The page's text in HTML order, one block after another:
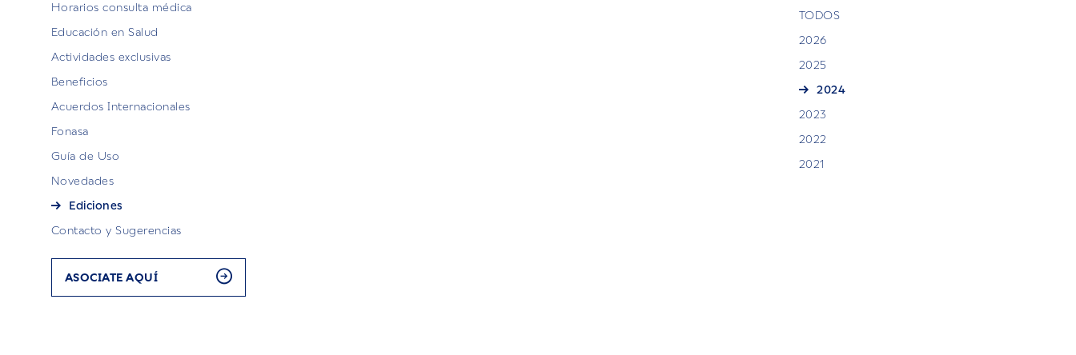
Horarios consulta médica
Educación en Salud
Actividades exclusivas
Beneficios
Acuerdos Internacionales
Fonasa
Guía de Uso
Novedades
Ediciones
Contacto y Sugerencias
ASOCIATE AQUÍ
TODOS
2026
2025
2024
2023
2022
2021